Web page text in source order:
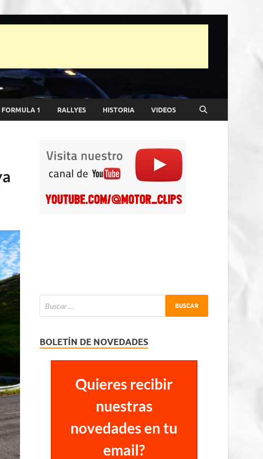
FORMULA 1 RALLYES HISTORIA VIDEOS
BOLETÍN DE NOVEDADES
Quieres recibir
nuestras
novedades en tu
email?